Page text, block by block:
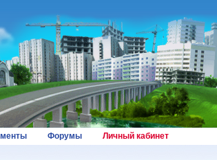
Форумы Личный кабинет